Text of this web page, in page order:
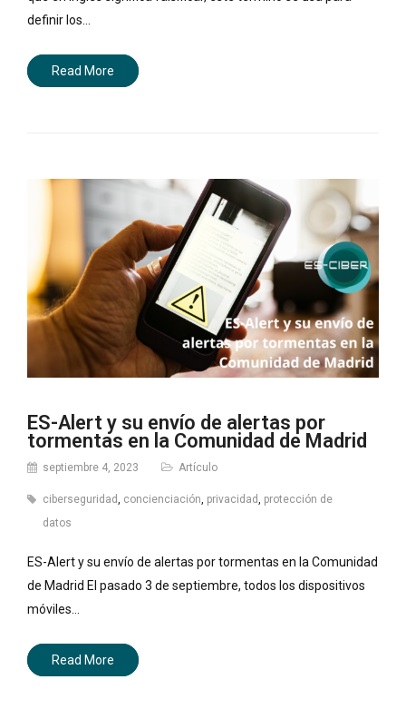
definir los…
Read More
ES-Alert y su envío de alertas por
tormentas en la Comunidad de Madrid
septiembre 4, 2023 Artículo
ciberseguridad concienciación privacidad
protección de
datos
ES-Alert y su envío de alertas por tormentas en la Comunidad
de Madrid El pasado 3 de septiembre, todos los dispositivos
móviles…
Read More